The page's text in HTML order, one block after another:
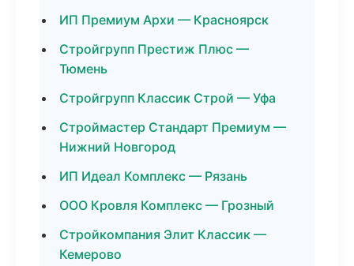
ИП Премиум Архи — Красноярск
Стройгрупп Престиж Плюс —
Тюмень
Стройгрупп Классик Строй — Уфа
Строймастер Стандарт Премиум —
Нижний Новгород
ИП Идеал Комплекс — Рязань
ООО Кровля Комплекс — Грозный
Стройкомпания Элит Классик —
Кемерово